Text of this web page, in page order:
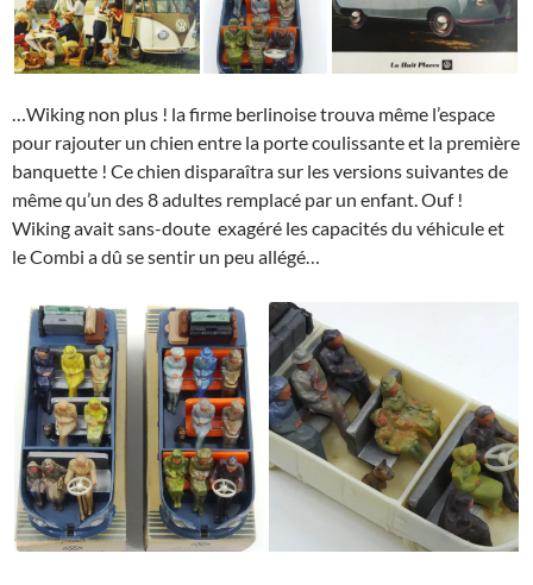
…Wiking non plus ! la firme berlinoise trouva même l’espace
pour rajouter un chien entre la porte coulissante et la première
banquette ! Ce chien disparaîtra sur les versions suivantes de
même qu’un des 8 adultes remplacé par un enfant. Ouf !
Wiking avait sans-doute exagéré les capacités du véhicule et
le Combi a dû se sentir un peu allégé…